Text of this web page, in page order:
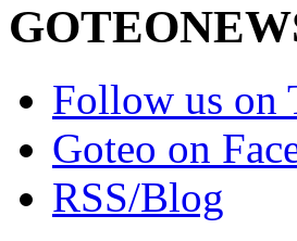
GOTEO
Follow us on
Goteo on
RSS/Blog